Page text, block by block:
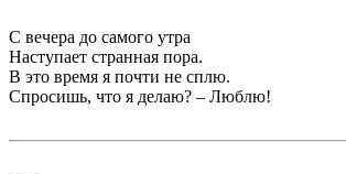
С вечера до самого утра
Наступает странная пора.
В это время я почти не сплю.
Спросишь, что я делаю? – Люблю!